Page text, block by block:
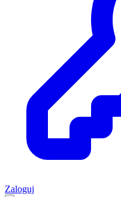
Zaloguj